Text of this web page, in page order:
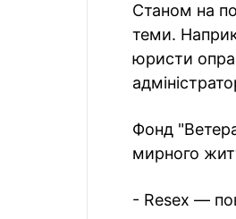
Станом на
теми.
юристи
Фонд
мирного
- Resex —